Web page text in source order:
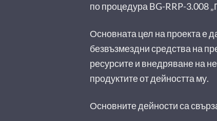
по процедура BG-RRP-3.008
Основната цел на проекта е
безвъзмездни средства на
ресурсите и внедряване на
продуктите от дейността му.
Основните дейности са